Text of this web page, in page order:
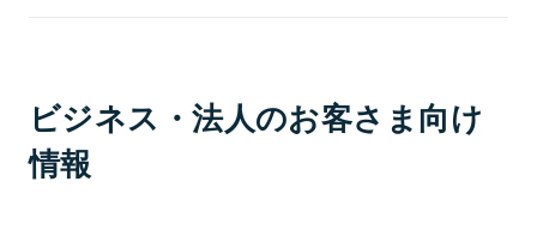
ビジネス・法人のお客さま向け
情報